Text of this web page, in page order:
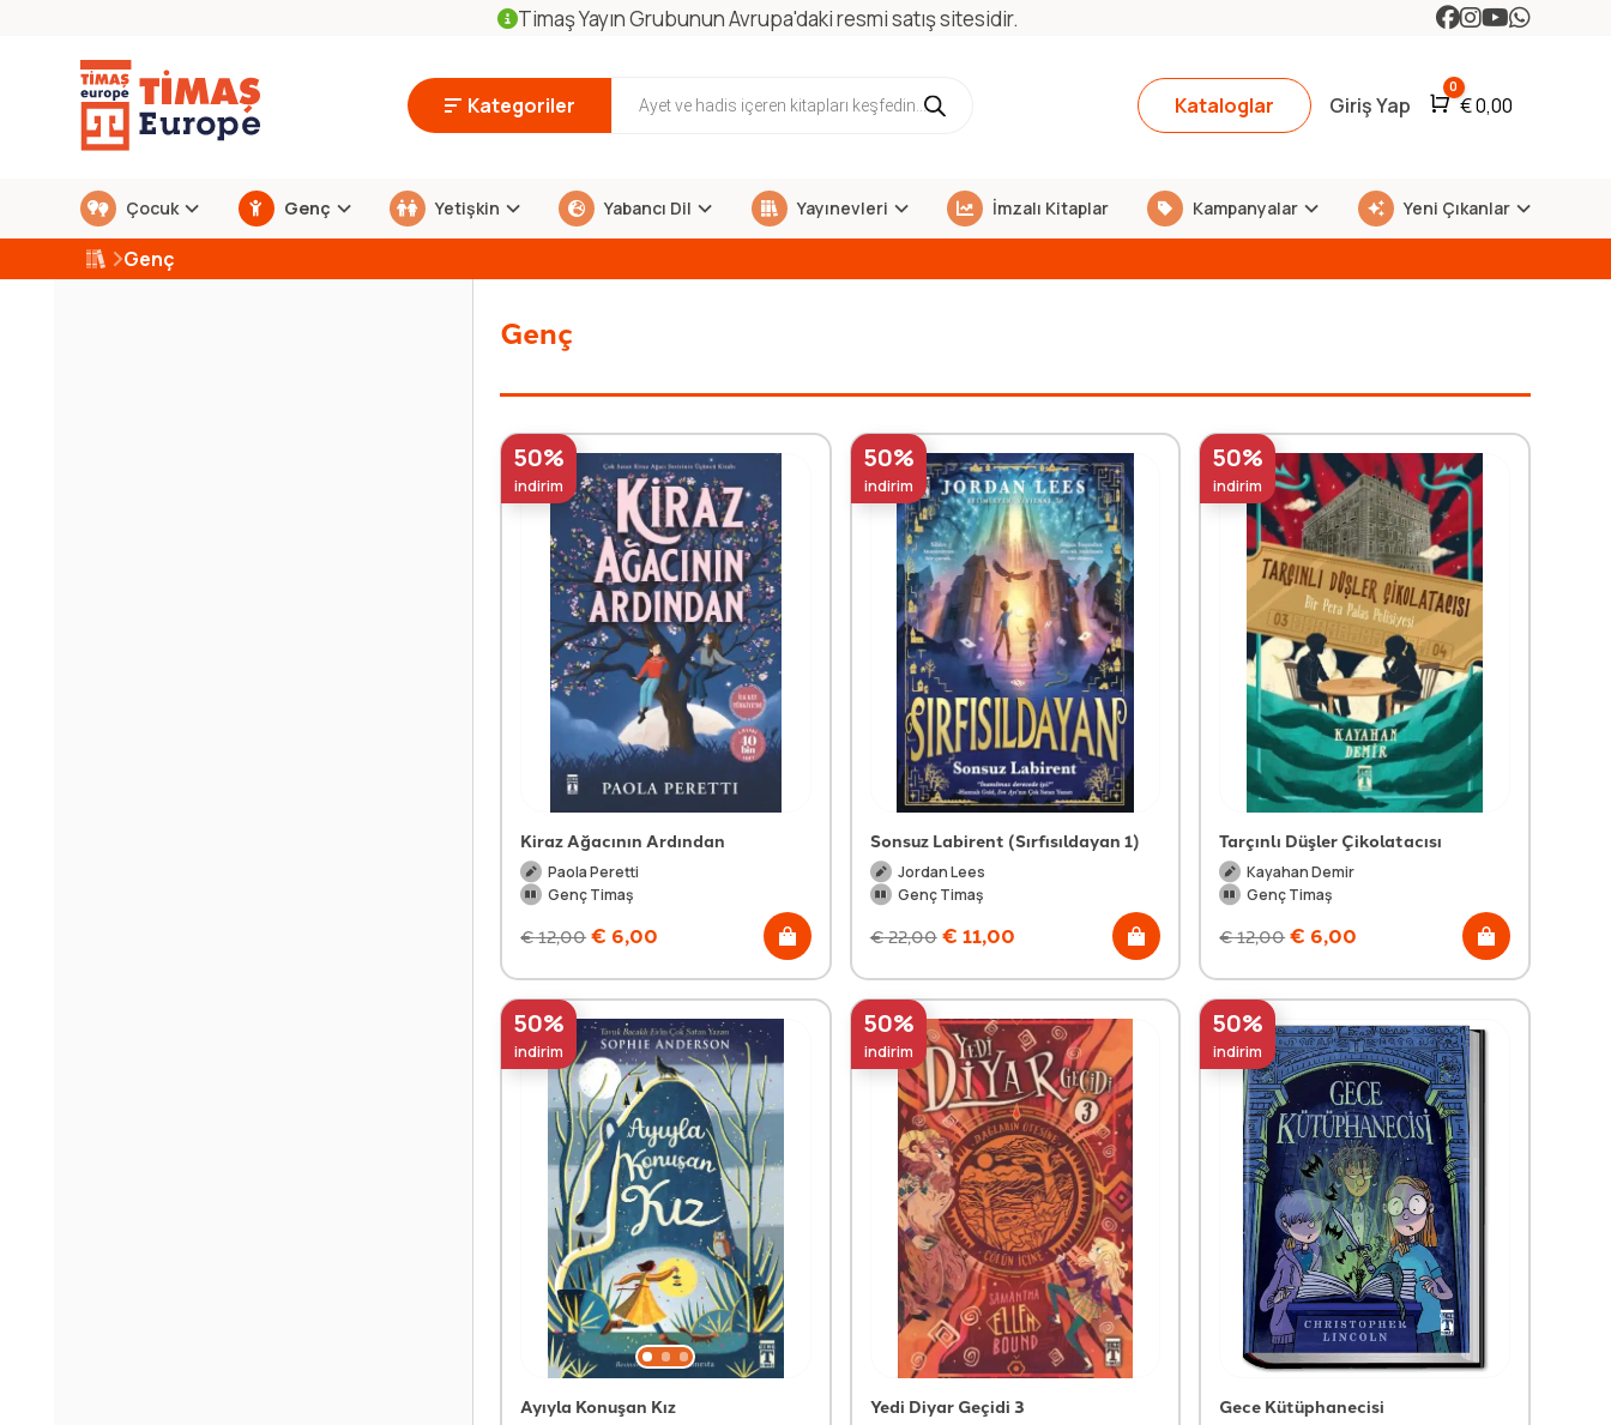
Timaş Yayın Grubunun Avrupa'daki resmi satış sitesidir.
Kategoriler Kataloglar Giriş Yap Araba
0
€0,00
Çocuk Genç Yetişkin Yabancı Dil Yayınevleri İmzalı Kitaplar Kampanyalar Yeni Çıkanlar
Genç
Genç
50%
indirim
Kiraz Ağacının Ardından
Paola Peretti
Genç Timaş
€12,00 € 6,00
50%
indirim
Sonsuz Labirent (Sırfısıldayan 1)
Jordan Lees
Genç Timaş
€22,00 € 11,00
50%
indirim
Tarçınlı Düşler Çikolatacısı
Kayahan Demir
Genç Timaş
€12,00 € 6,00
50%
indirim
Ayıyla Konuşan Kız
50%
indirim
Yedi Diyar Geçidi 3
50%
indirim
Gece Kütüphanecisi